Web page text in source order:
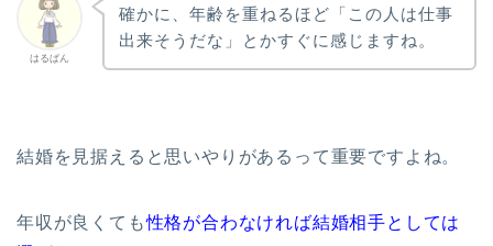
はるぱん
確かに、年齢を重ねるほど「この人は仕事
出来そうだな」とかすぐに感じますね。
結婚を見据えると思いやりがあるって重要ですよね。
年収が良くても性格が合わなければ結婚相手としては